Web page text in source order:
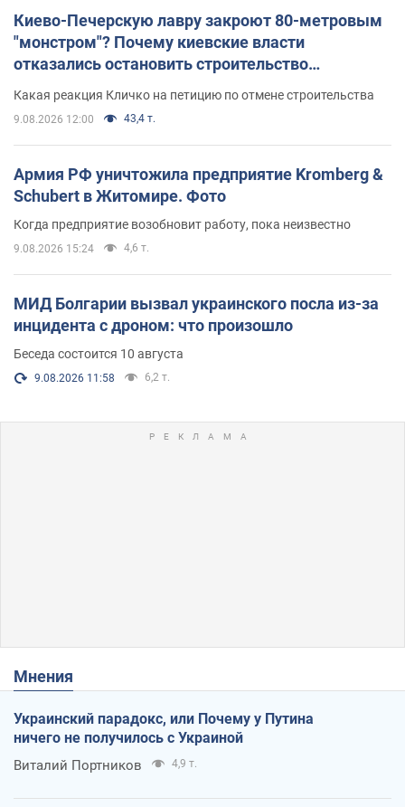
Киево-Печерскую лавру закроют 80-метровым
"монстром"? Почему киевские власти
отказались остановить строительство
Какая реакция Кличко на петицию по отмене строительства
9.08.2026 12:00 43,4 т.
Армия РФ уничтожила предприятие Kromberg &
Schubert в Житомире. Фото
Когда предприятие возобновит работу, пока неизвестно
9.08.2026 15:24 4,6 т.
МИД Болгарии вызвал украинского посла из-за
инцидента с дроном: что произошло
Беседа состоится 10 августа
9.08.2026 11:58 6,2 т.
Мнения
Украинский парадокс, или Почему у Путина
ничего не получилось с Украиной
Виталий Портников 4,9 т.